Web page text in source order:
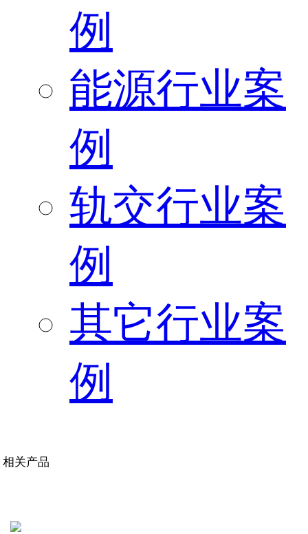
例
能源行业案
例
轨交行业案
例
其它行业案
例
相关产品